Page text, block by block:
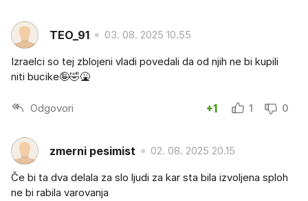
TEO_91 03. 08. 2025 10.55
Izraelci so tej zblojeni vladi povedali da od njih ne bi kupili
niti bucike🤪🤣🤮
Odgovori +1 1 0
zmerni pesimist 02. 08. 2025 20.15
Če bi ta dva delala za slo ljudi za kar sta bila izvoljena sploh
ne bi rabila varovanja